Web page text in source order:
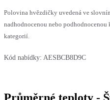
Polovina hvězdičky uvedená ve
nadhodnocenou nebo
kategorií.
Kód nabídky: AESBCB8D9C